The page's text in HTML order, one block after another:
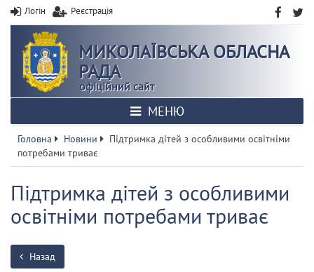
Логін Реєстрація
МИКОЛАЇВСЬКА ОБЛАСНА
РАДА
офіційний сайт
МЕНЮ
Головна Новини
Підтримка дітей з особливими освітніми
потребами триває
Підтримка дітей з особливими
освітніми потребами триває
Назад